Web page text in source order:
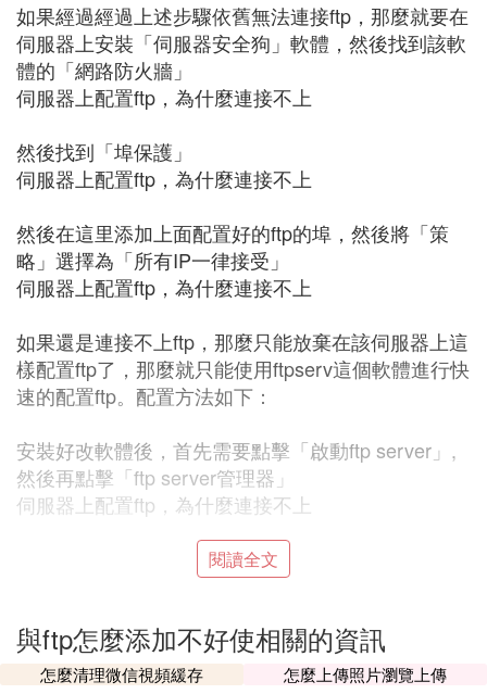
如果經過經過上述步驟依舊無法連接ftp，那麼就要在
伺服器上安裝「伺服器安全狗」軟體，然後找到該軟
體的「網路防火牆」
伺服器上配置ftp，為什麼連接不上
然後找到「埠保護」
伺服器上配置ftp，為什麼連接不上
然後在這里添加上面配置好的ftp的埠，然後將「策
略」選擇為「所有IP一律接受」
伺服器上配置ftp，為什麼連接不上
如果還是連接不上ftp，那麼只能放棄在該伺服器上這
樣配置ftp了，那麼就只能使用ftpserv這個軟體進行快
速的配置ftp。配置方法如下：
安裝好改軟體後，首先需要點擊「啟動ftp server」,
然後再點擊「ftp server管理器」
伺服器上配置ftp，為什麼連接不上
然後點擊下圖箭頭所指的「人腦袋」
伺服器上配置ftp，為什麼連接不上
然後點擊「添加」，設置ftp的用戶名、密碼
伺服器上配置ftp，為什麼連接不上
閱讀全文
與ftp怎麼添加不好使相關的資訊
怎麼清理微信視頻緩存
怎麼上傳照片瀏覽上傳